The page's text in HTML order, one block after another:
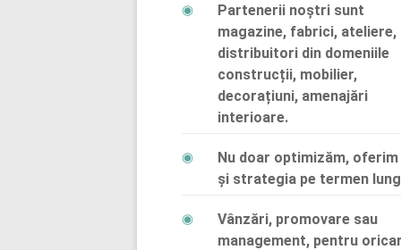
Partenerii noștri sunt
magazine, fabrici, ateliere,
distribuitori din domeniile
construcții, mobilier,
decorațiuni, amenajări
interioare.
Nu doar optimizăm, oferim
și strategia pe termen
Vânzări, promovare sau
management, pentru